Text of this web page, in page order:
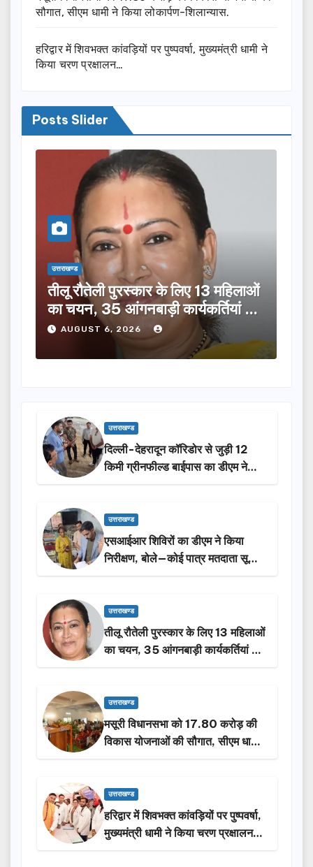
सौगात, सीएम धामी ने किया लोकार्पण-शिलान्यास.
हरिद्वार में शिवभक्त कांवड़ियों पर पुष्पवर्षा, मुख्यमंत्री धामी ने
किया चरण प्रक्षालन…
Posts Slider
उत्तराखण्ड
तीलू रौतेली पुरस्कार के लिए 13 महिलाओं
का चयन, 35 आंगनबाड़ी कार्यकर्तियां भी
होंगी सम्मानित…
AUGUST 6, 2026
उत्तराखण्ड
दिल्ली-देहरादून कॉरिडोर से जुड़ी 12
किमी ग्रीनफील्ड बाईपास का डीएम ने
किया निरीक्षण…
उत्तराखण्ड
एसआईआर शिविरों का डीएम ने किया
निरीक्षण, बोले—कोई पात्र मतदाता सूची
से न छूटे…
उत्तराखण्ड
तीलू रौतेली पुरस्कार के लिए 13 महिलाओं
का चयन, 35 आंगनबाड़ी कार्यकर्तियां भी
होंगी सम्मानित…
उत्तराखण्ड
मसूरी विधानसभा को 17.80 करोड़ की
विकास योजनाओं की सौगात, सीएम धामी
ने किया लोकार्पण-शिलान्यास.
उत्तराखण्ड
हरिद्वार में शिवभक्त कांवड़ियों पर पुष्पवर्षा,
मुख्यमंत्री धामी ने किया चरण प्रक्षालन…